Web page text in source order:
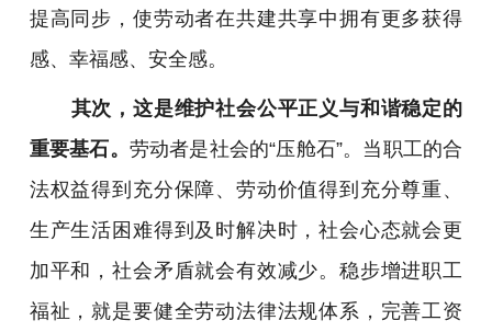
提高同步，使劳动者在共建共享中拥有更多获得
感、幸福感、安全感。
其次，这是维护社会公平正义与和谐稳定的
重要基石。 劳动者是社会的“压舱石”。当职工的合
法权益得到充分保障、劳动价值得到充分尊重、
生产生活困难得到及时解决时，社会心态就会更
加平和，社会矛盾就会有效减少。稳步增进职工
福祉，就是要健全劳动法律法规体系，完善工资